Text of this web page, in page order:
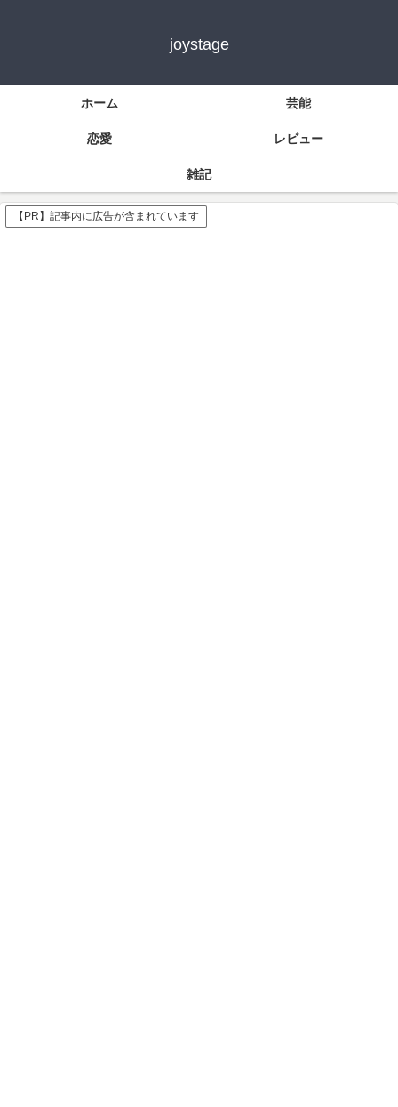
joystage
ホーム 芸能
恋愛 レビュー
雑記
【PR】記事内に広告が含まれています